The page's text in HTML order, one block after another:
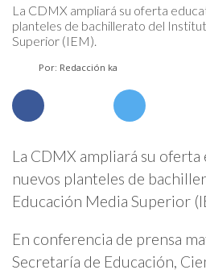
La CDMX ampliará su oferta
planteles de bachillerato del
Superior (IEM).
Por: Redacción ka
La CDMX ampliará su oferta
nuevos planteles de
Educación Media Superior
En conferencia de prensa
Secretaría de Educación,